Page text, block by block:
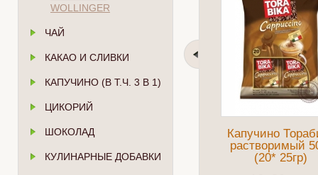
WOLLINGER
ЧАЙ
КАКАО И СЛИВКИ
КАПУЧИНО (В Т.Ч. 3 В 1)
ЦИКОРИЙ
ШОКОЛАД
КУЛИНАРНЫЕ ДОБАВКИ
Капучино
растворимый
(20* 25гр)